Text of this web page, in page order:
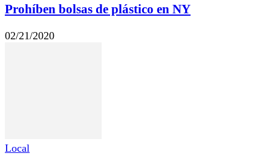
Prohíben bolsas de plástico en NY
02/21/2020
Local